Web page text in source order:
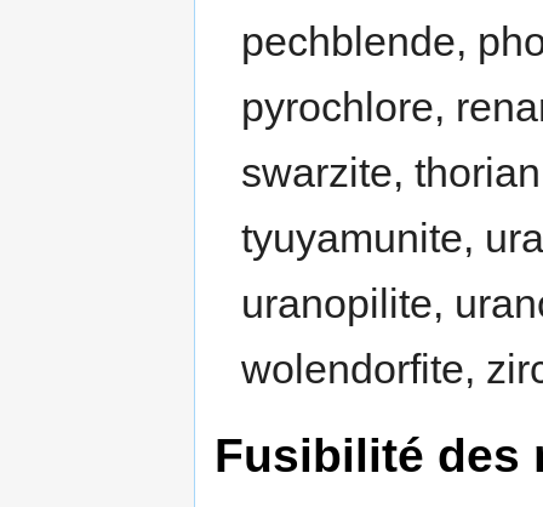
pechblende,
pyrochlore,
swarzite,
tyuyamunite,
uranopilite,
wolendorfite,
Fusibilité des